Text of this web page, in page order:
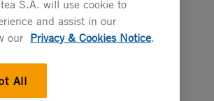
2016
2015
S.A. will use cookie to
and assist in our
our Privacy & Cookies Notice.
All